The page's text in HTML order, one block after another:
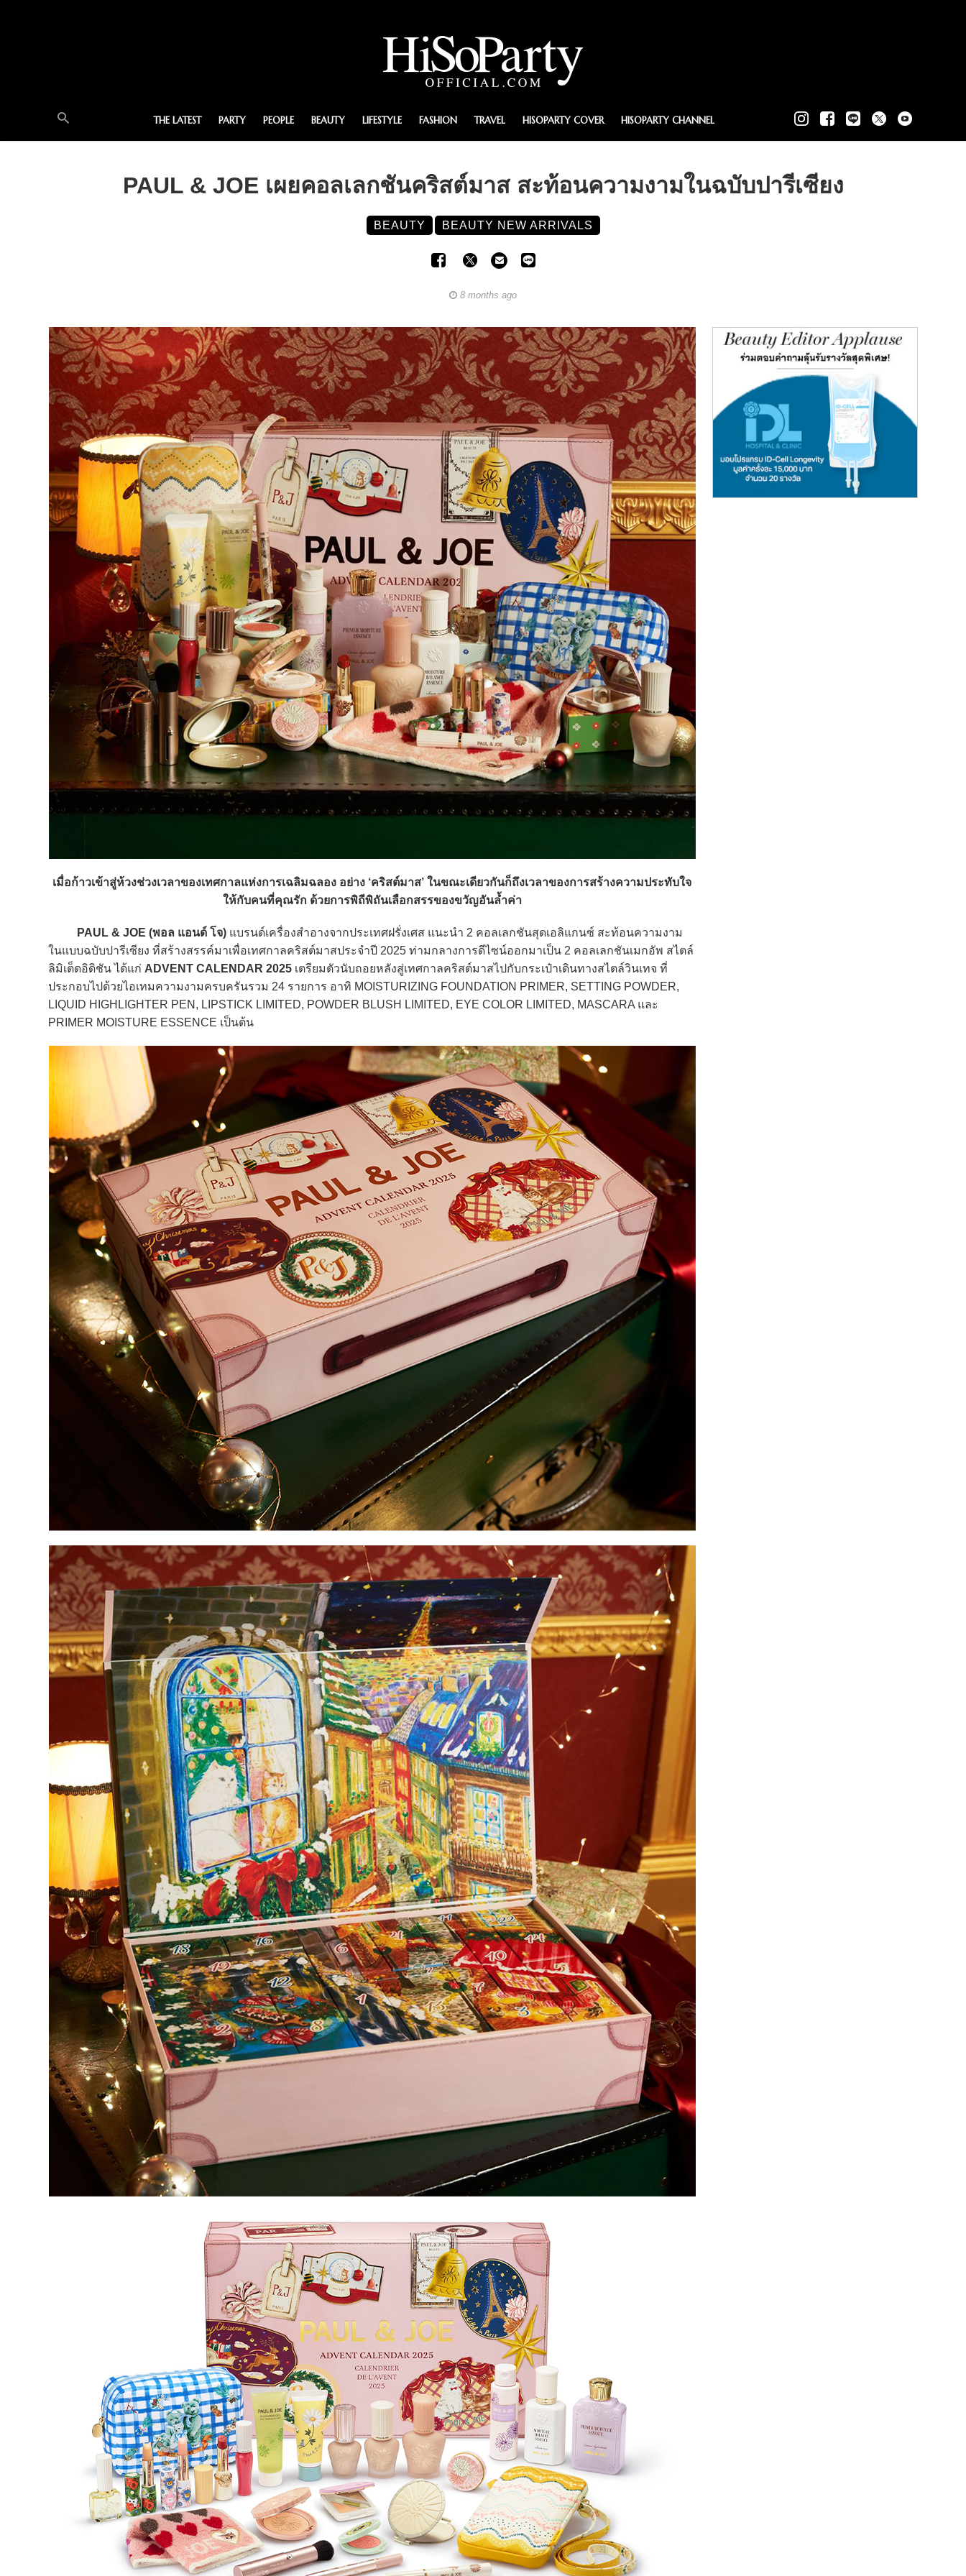
THE LATEST PARTY PEOPLE BEAUTY LIFESTYLE FASHION TRAVEL HISOPARTY COVER HISOPARTY CHANNEL
PAUL & JOE เผยคอลเลกชันคริสต์มาส สะท้อนความงามในฉบับปารีเซียง
BEAUTY BEAUTY NEW ARRIVALS
8 months ago
เมื่อก้าวเข้าสู่ห้วงช่วงเวลาของเทศกาลแห่งการเฉลิมฉลอง อย่าง ‘คริสต์มาส’ ในขณะเดียวกันก็ถึงเวลาของการสร้างความประทับใจ
ให้กับคนที่คุณรัก ด้วยการพิถีพิถันเลือกสรรของขวัญอันล้ำค่า
PAUL & JOE (พอล แอนด์ โจ) แบรนด์เครื่องสำอางจากประเทศฝรั่งเศส แนะนำ 2 คอลเลกชันสุดเอลิแกนซ์ สะท้อนความงาม
ในแบบฉบับปารีเซียง ที่สร้างสรรค์มาเพื่อเทศกาลคริสต์มาสประจำปี 2025 ท่ามกลางการดีไซน์ออกมาเป็น 2 คอลเลกชันเมกอัพ สไตล์
ลิมิเต็ดอิดิชัน ได้แก่ ADVENT CALENDAR 2025 เตรียมตัวนับถอยหลังสู่เทศกาลคริสต์มาสไปกับกระเป๋าเดินทางสไตล์วินเทจ ที่
ประกอบไปด้วยไอเทมความงามครบครันรวม 24 รายการ อาทิ MOISTURIZING FOUNDATION PRIMER, SETTING POWDER,
LIQUID HIGHLIGHTER PEN, LIPSTICK LIMITED, POWDER BLUSH LIMITED, EYE COLOR LIMITED, MASCARA และ
PRIMER MOISTURE ESSENCE เป็นต้น